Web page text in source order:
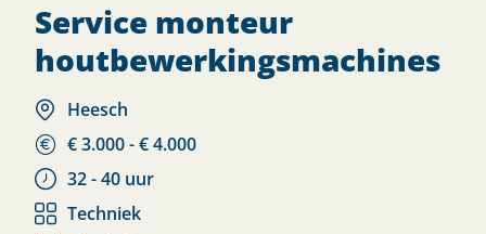
service monteur
houtbewerkingsmachines
Heesch
€ 3.000 - € 4.000
32 - 40 uur
Techniek